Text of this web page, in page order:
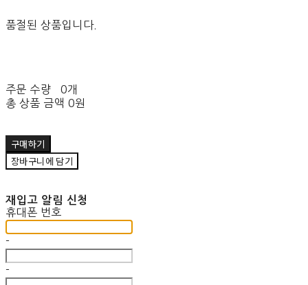
품절된 상품입니다.
주문 수량
0개
총 상품 금액 0원
구매하기
장바구니에 담기
재입고 알림 신청
휴대폰 번호
-
-